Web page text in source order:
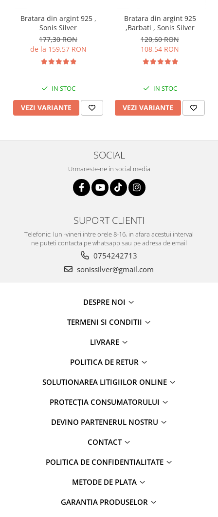
Bratara din argint 925 ,
Sonis Silver
177,30 RON
de la 159,57 RON
IN STOC
VEZI VARIANTE
Bratara din argint 925
,Barbati , Sonis Silver
120,60 RON
108,54 RON
IN STOC
VEZI VARIANTE
SOCIAL
Urmareste-ne in social media
SUPORT CLIENTI
Telefonic: luni-vineri intre orele 8-16, in afara acestui interval
ne puteti contacta pe whatsapp sau pe adresa de email
0754242713
sonissilver@gmail.com
DESPRE NOI
TERMENI SI CONDITII
LIVRARE
POLITICA DE RETUR
SOLUTIONAREA LITIGIILOR ONLINE
PROTECȚIA CONSUMATORULUI
DEVINO PARTENERUL NOSTRU
CONTACT
POLITICA DE CONFIDENTIALITATE
METODE DE PLATA
GARANTIA PRODUSELOR